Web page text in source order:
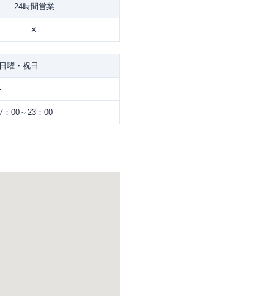
24時間営業
✕
日曜・祝日
：00～23：00